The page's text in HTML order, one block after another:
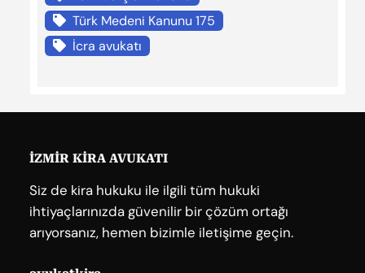
Türk Medeni Kanunu 175
İcra avukatı
İZMİR KİRA AVUKATI
Siz de kira hukuku ile ilgili tüm hukuki
ihtiyaçlarınızda güvenilir bir çözüm ortağı
arıyorsanız, hemen bizimle iletişime geçin.